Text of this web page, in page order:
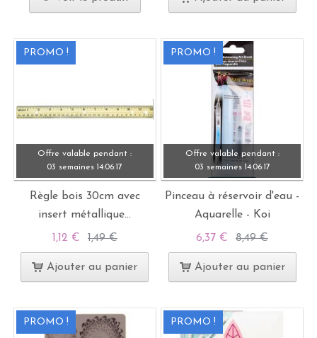
PROMO !
Offre valable pendant :
03 semaines 14:06: 15
Règle bois 30cm avec
insert métallique...
1,12 € 1,49 €
Ajouter au panier
PROMO !
Offre valable pendant :
03 semaines
14:06:15
Pinceau à réservoir d'eau -
Aquarelle - Koi
6,37 € 8,49 €
Ajouter au panier
PROMO ! PROMO !